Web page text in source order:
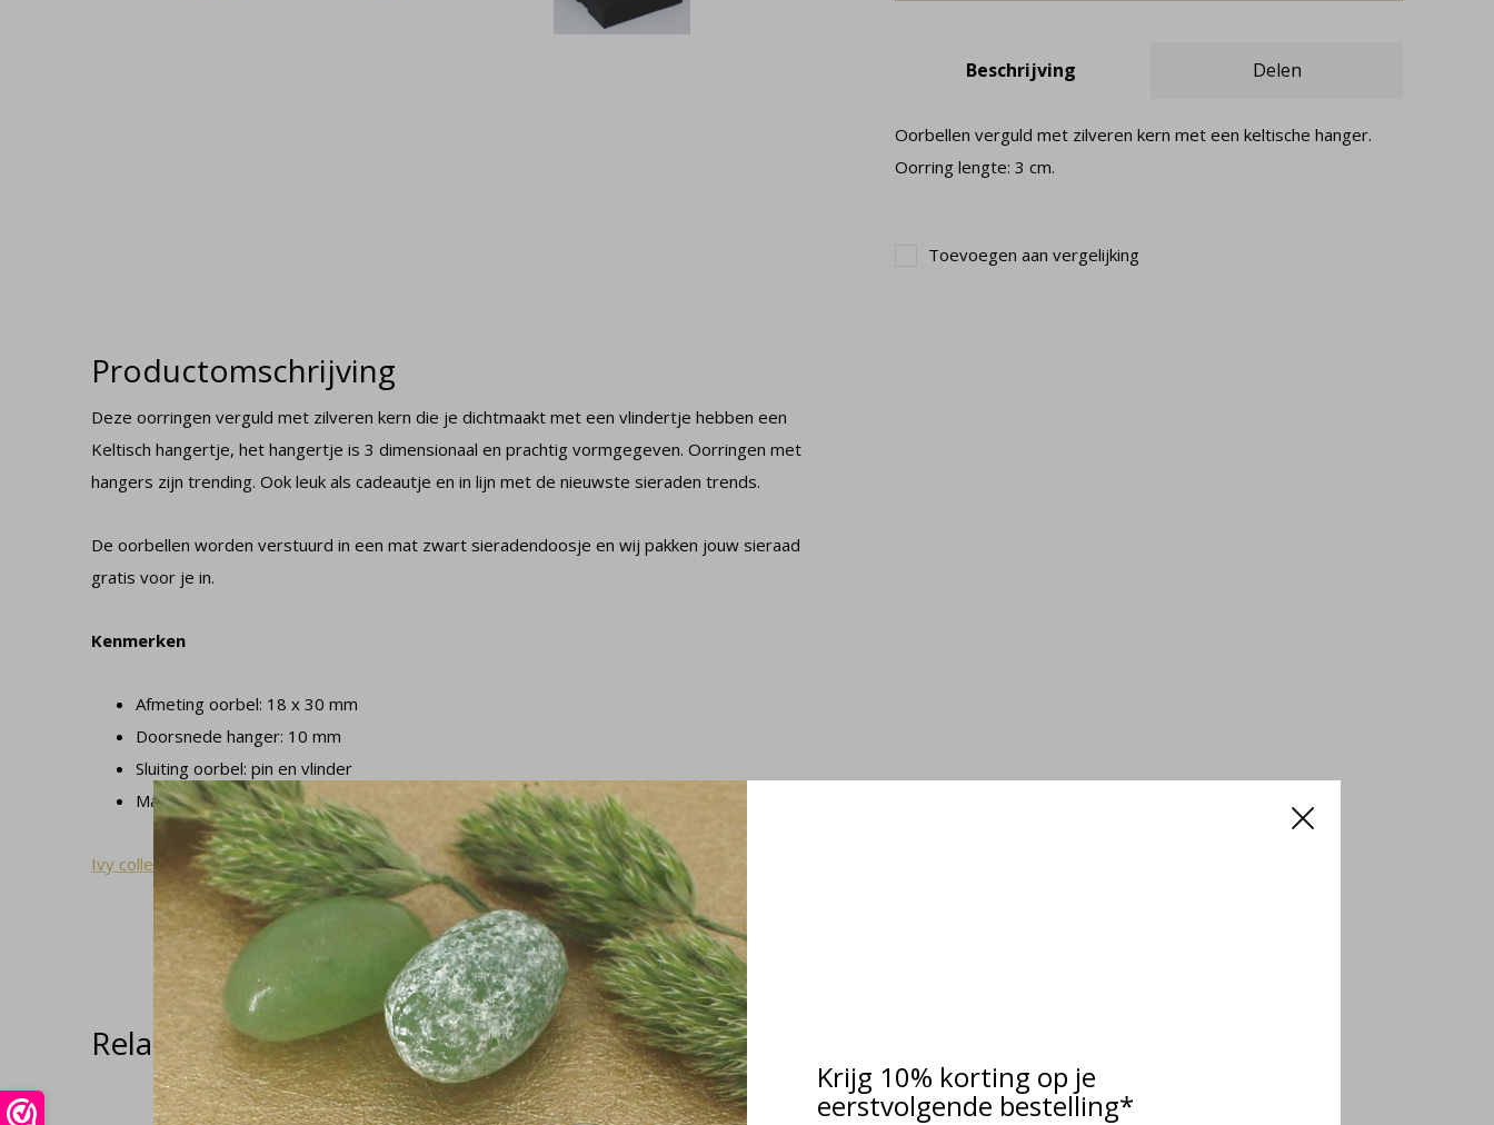
Krijg 10% korting op je
eerstvolgende bestelling*
Beschrijving Delen
Oorbellen verguld met zilveren kern met een keltische hanger.
Oorring lengte: 3 cm.
Toevoegen aan vergelijking
Productomschrijving
Deze oorringen verguld met zilveren kern die je dichtmaakt met een vlindertje hebben een
Keltisch hangertje, het hangertje is 3 dimensionaal en prachtig vormgegeven. Oorringen met
hangers zijn trending. Ook leuk als cadeautje en in lijn met de nieuwste sieraden trends.
De oorbellen worden verstuurd in een mat zwart sieradendoosje en wij pakken jouw sieraad
gratis voor je in.
Kenmerken
Afmeting oorbel: 18 x 30 mm
Doorsnede hanger: 10 mm
Sluiting oorbel: pin en vlinder
Materiaal: verguld met zilveren kern
Ivy collectie
Related articles